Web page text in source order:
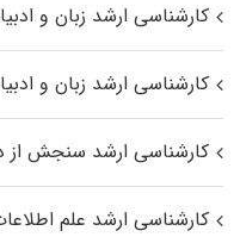
کارشناسی ارشد زبان و
کارشناسی ارشد زبان و
کارشناسی ارشد سنجش از
کارشناسی ارشد علم